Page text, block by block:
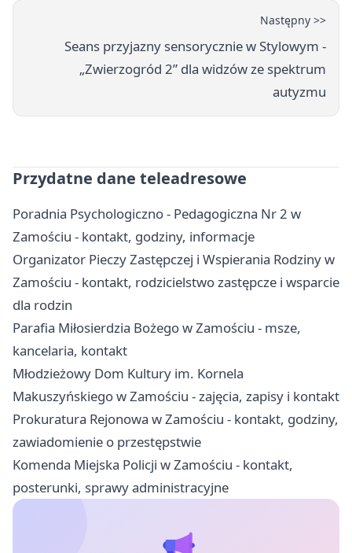
Następny >>
Seans przyjazny sensorycznie w Stylowym -
„Zwierzogród 2” dla widzów ze spektrum
autyzmu
Przydatne dane teleadresowe
Poradnia Psychologiczno - Pedagogiczna Nr 2 w
Zamościu - kontakt, godziny, informacje
Organizator Pieczy Zastępczej i Wspierania Rodziny w
Zamościu - kontakt, rodzicielstwo zastępcze i wsparcie
dla rodzin
Parafia Miłosierdzia Bożego w Zamościu - msze,
kancelaria, kontakt
Młodzieżowy Dom Kultury im. Kornela
Makuszyńskiego w Zamościu - zajęcia, zapisy i kontakt
Prokuratura Rejonowa w Zamościu - kontakt, godziny,
zawiadomienie o przestępstwie
Komenda Miejska Policji w Zamościu - kontakt,
posterunki, sprawy administracyjne